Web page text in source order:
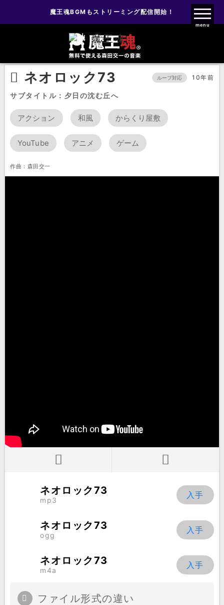
魔王魂ファンクラブ
魔王魂BGMもストリーミング配信開始！
menu
ネオロック ネオロック73
ネオロック73 ループ対応 10年前
サブタイトル：夕日の沈む丘へ
アクション 和風 からくり屋敷
YouTube アニメ ゲーム
作曲：森田交一
ネオロック73
mp3
ネオロック73
ogg
ネオロック73
m4a
ファイル形式の違い